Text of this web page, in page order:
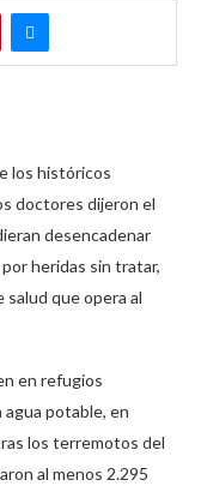
los históricos
doctores dijeron el
desencadenar
por heridas sin tratar,
que opera al
en refugios
agua potable, en
los terremotos del
al menos 2.295